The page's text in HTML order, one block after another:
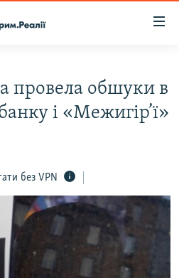
провела обшуки в
і «Межигір’ї»
без VPN